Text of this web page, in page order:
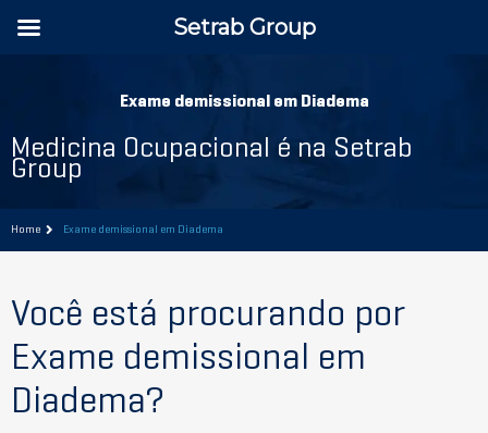
Exame demissional em Diadema
Medicina Ocupacional é na Setrab
Group
Home Exame demissional em Diadema
Você está procurando por
Exame demissional em
Diadema?
Setrab Group